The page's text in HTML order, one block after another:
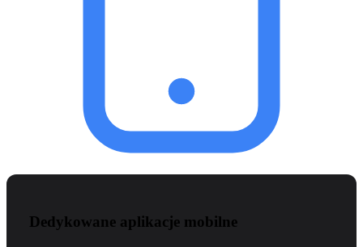
Dedykowane aplikacje mobilne